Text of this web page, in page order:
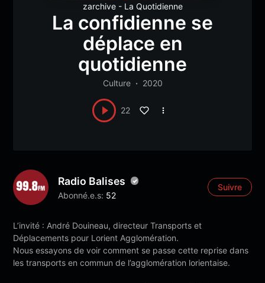
zarchive - La Quotidienne
La confidienne se
déplace en
quotidienne
Culture 2020
22
Radio Balises
Abonné.e.s: 52
Suivre
L’invité : André Douineau, directeur Transports et
Déplacements pour Lorient Agglomération.
Nous essayons de voir comment se passe cette reprise dans
les transports en commun de l’agglomération lorientaise.